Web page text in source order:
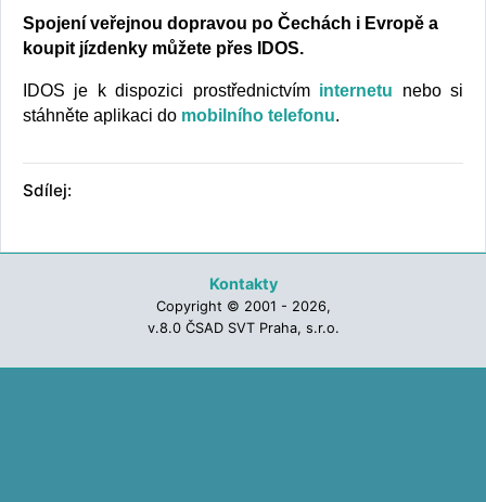
Spojení veřejnou dopravou po Čechách i Evropě a
koupit jízdenky můžete přes IDOS.
IDOS je k dispozici prostřednictvím internetu nebo si
stáhněte aplikaci do mobilního telefonu.
Sdílej:
Kontakty
Copyright © 2001 - 2026,
v.8.0 ČSAD SVT Praha, s.r.o.